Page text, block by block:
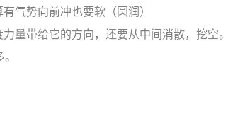
气势向前冲也要软（圆润）
量带给它的方向，还要从中间消散，挖空。